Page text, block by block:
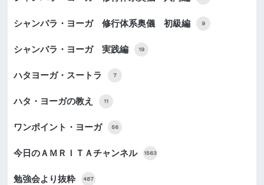
シャンバラ・ヨーガ 修行体系奥儀 初級編 9
シャンバラ・ヨーガ 実践編 19
ハタヨーガ・スートラ 7
ハタ・ヨーガの教え 11
ワンポイント・ヨーガ 56
今日のＡＭＲＩＴＡチャンネル 1563
勉強会より抜粋 487